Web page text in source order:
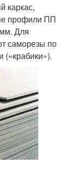
каркас,
профили ПП
Для
саморезы по
(«крабики»).